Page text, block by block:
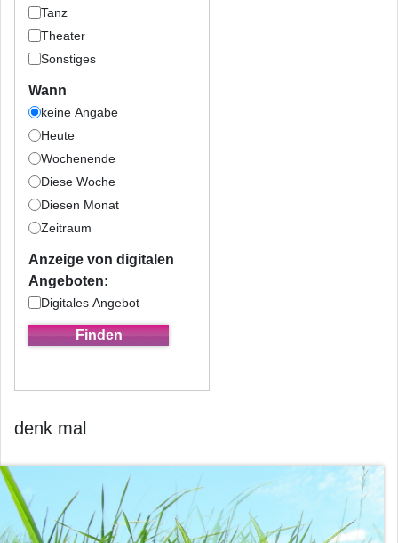
Tanz
Theater
Sonstiges
Wann
keine Angabe
Heute
Wochenende
Diese Woche
Diesen Monat
Zeitraum
Anzeige von digitalen
Angeboten:
Digitales Angebot
denk mal